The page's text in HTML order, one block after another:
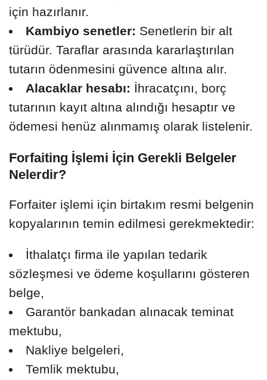
için hazırlanır.
Kambiyo senetler: Senetlerin bir alt
türüdür. Taraflar arasında kararlaştırılan
tutarın ödenmesini güvence altına alır.
Alacaklar hesabı: İhracatçını, borç
tutarının kayıt altına alındığı hesaptır ve
ödemesi henüz alınmamış olarak listelenir.
Forfaiting İşlemi İçin Gerekli Belgeler
Nelerdir?
Forfaiter işlemi için birtakım resmi belgenin
kopyalarının temin edilmesi gerekmektedir:
İthalatçı firma ile yapılan tedarik
sözleşmesi ve ödeme koşullarını gösteren
belge,
Garantör bankadan alınacak teminat
mektubu,
Nakliye belgeleri,
Temlik mektubu,